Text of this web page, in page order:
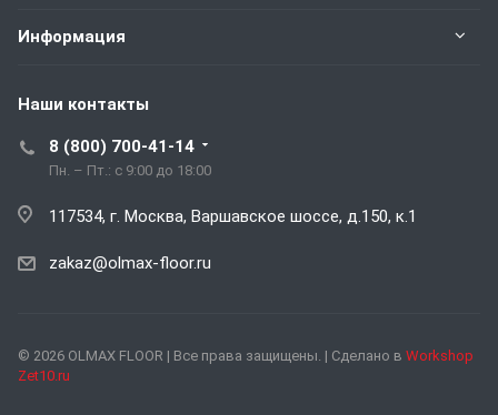
Информация
Наши контакты
8 (800) 700-41-14
Пн. – Пт.: с 9:00 до 18:00
117534, г. Москва, Варшавское шоссе, д.150, к.1
zakaz@olmax-floor.ru
© 2026 OLMAX FLOOR | Все права защищены. | Сделано в Workshop
Zet10.ru